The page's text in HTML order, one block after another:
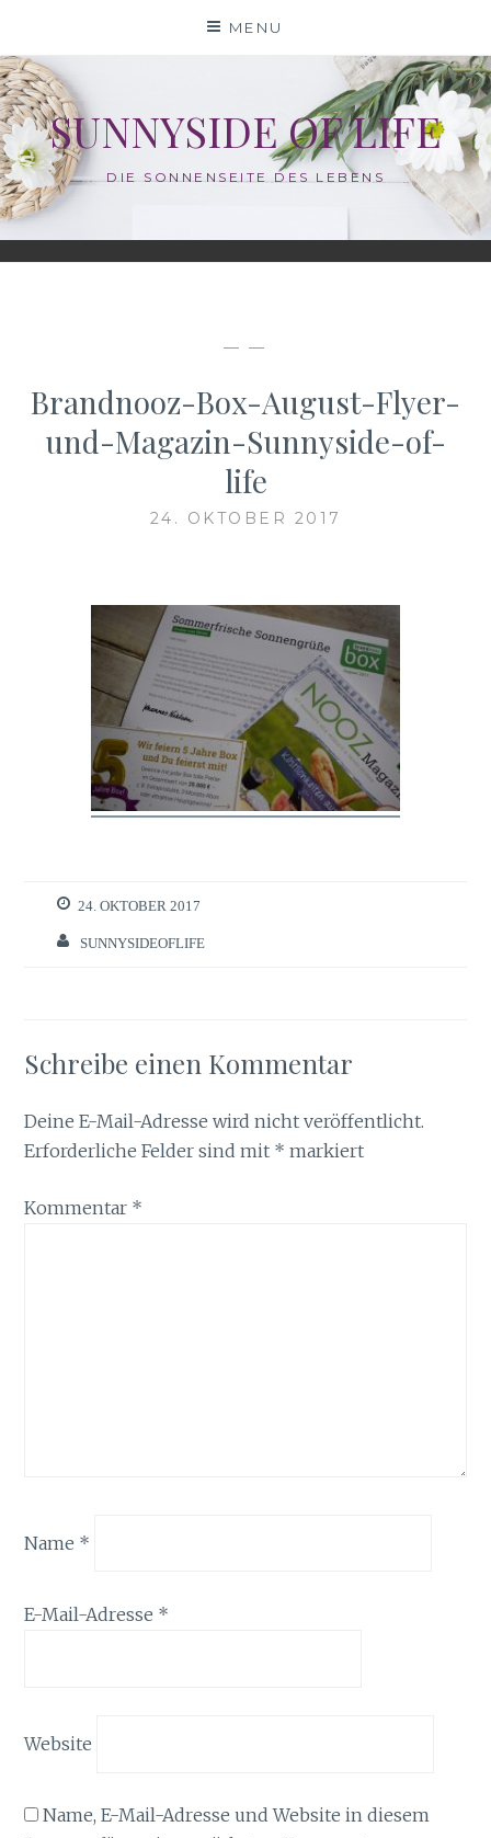
content
MENU
SUNNYSIDE OF LIFE
DIE SONNENSEITE DES LEBENS
— —
Brandnooz-Box-August-Flyer-
und-Magazin-Sunnyside-of-
life
24. OKTOBER 2017
24. OKTOBER 2017
SUNNYSIDEOFLIFE
Schreibe einen Kommentar
Deine E-Mail-Adresse wird nicht veröffentlicht.
Erforderliche Felder sind mit * markiert
Kommentar *
Name *
E-Mail-Adresse *
Website
Name, E-Mail-Adresse und Website in diesem